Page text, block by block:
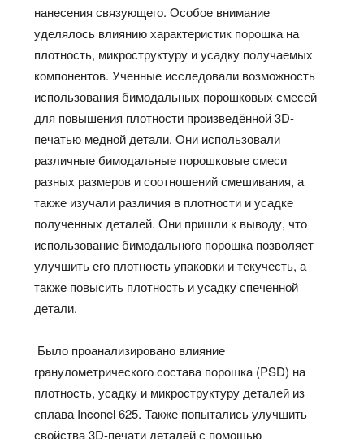
нанесения связующего. Особое внимание
уделялось влиянию характеристик порошка на
плотность, микроструктуру и усадку получаемых
компонентов. Ученные исследовали возможность
использования бимодальных порошковых смесей
для повышения плотности произведённой 3D-
печатью медной детали. Они использовали
различные бимодальные порошковые смеси
разных размеров и соотношений смешивания, а
также изучали различия в плотности и усадке
полученных деталей. Они пришли к выводу, что
использование бимодального порошка позволяет
улучшить его плотность упаковки и текучесть, а
также повысить плотность и усадку спеченной
детали.
Было проанализировано влияние
гранулометрического состава порошка (PSD) на
плотность, усадку и микроструктуру деталей из
сплава Inconel 625. Также попытались улучшить
свойства 3D-печати деталей с помощью